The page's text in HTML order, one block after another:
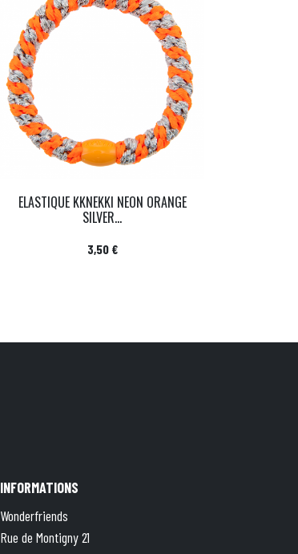
ELASTIQUE KKNEKKI NEON ORANGE
SILVER...
Prix
3,50 €
INFORMATIONS
Wonderfriends
Rue de Montigny 21